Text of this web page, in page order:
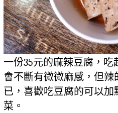
一份35元的麻辣豆腐，吃
會不斷有微微麻感，但辣
已，喜歡吃豆腐的可以
菜。